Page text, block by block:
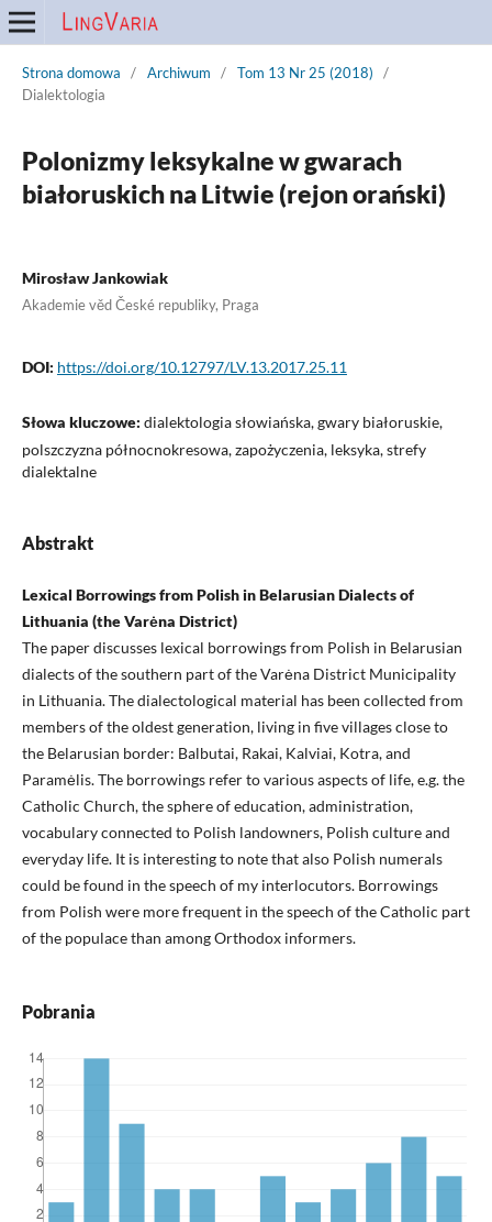
Strona domowa / Archiwum / Tom 13 Nr 25 (2018)
/
Dialektologia
Polonizmy leksykalne w gwarach
białoruskich na Litwie (rejon orański)
Mirosław Jankowiak
Akademie věd České republiky, Praga
DOI: https://doi.org/10.12797/LV.13.2017.25.11
Słowa kluczowe: dialektologia słowiańska, gwary białoruskie,
polszczyzna północnokresowa, zapożyczenia, leksyka, strefy
dialektalne
Abstrakt
Lexical Borrowings from Polish in Belarusian Dialects of
Lithuania (the Varėna District)
The paper discusses lexical borrowings from Polish in Belarusian
dialects of the southern part of the Varėna District Municipality
in Lithuania. The dialectological material has been collected from
members of the oldest generation, living in five villages close to
the Belarusian border: Balbutai, Rakai, Kalviai, Kotra, and
Paramėlis. The borrowings refer to various aspects of life, e.g. the
Catholic Church, the sphere of education, administration,
vocabulary connected to Polish landowners, Polish culture and
everyday life. It is interesting to note that also Polish numerals
could be found in the speech of my interlocutors. Borrowings
from Polish were more frequent in the speech of the Catholic part
of the populace than among Orthodox informers.
Pobrania